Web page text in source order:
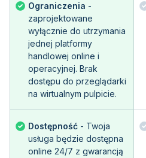
Ograniczenia -
zaprojektowane
wyłącznie do utrzymania
jednej platformy
handlowej online i
operacyjnej. Brak
dostępu do przeglądarki
na wirtualnym pulpicie.
Dostępność - Twoja
usługa będzie dostępna
online 24/7 z gwarancją